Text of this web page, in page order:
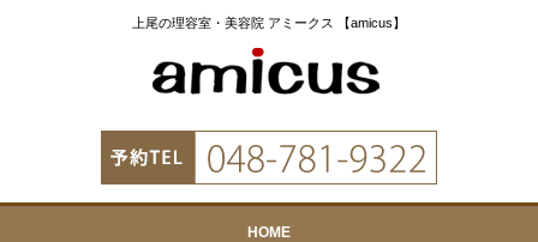
上尾の理容室・美容院 アミークス 【amicus】
HOME